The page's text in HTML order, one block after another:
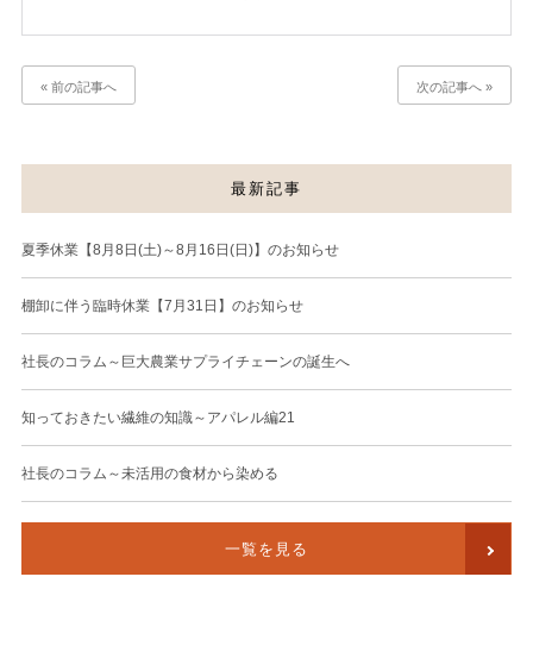
« 前の記事へ 次の記事へ »
最新記事
夏季休業【8月8日(土)～8月16日(日)】のお知らせ
棚卸に伴う臨時休業【7月31日】のお知らせ
社長のコラム～巨大農業サプライチェーンの誕生へ
知っておきたい繊維の知識～アパレル編21
社長のコラム～未活用の食材から染める
一覧を見る